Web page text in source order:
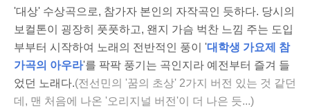
'대상' 수상곡으로, 참가자 본인의 자작곡인 듯하다. 당시의
보컬톤이 굉장히 풋풋하고, 왠지 가슴 벅찬 느낌 주는 도입
부부터 시작하여 노래의 전반적인 풍이 '대학생 가요제 참
가곡의 아우라'를 팍팍 풍기는 곡인지라 예전부터 즐겨 들
었던 노래다.(전선민의 '꿈의 초상' 2가지 버전 있는 것 같던
데, 맨 처음에 나온 '오리지널 버전'이 더 나은 듯...)